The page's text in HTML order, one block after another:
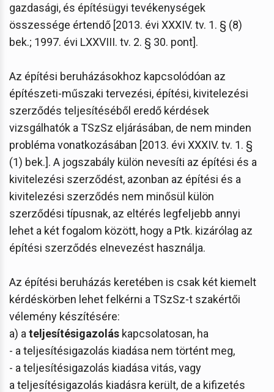
gazdasági, és építésügyi tevékenységek
összessége értendő [2013. évi XXXIV. tv. 1. § (8)
bek.; 1997. évi LXXVIII. tv. 2. § 30. pont].
Az építési beruházásokhoz kapcsolódóan az
építészeti-műszaki tervezési, építési, kivitelezési
szerződés teljesítéséből eredő kérdések
vizsgálhatók a TSzSz eljárásában, de nem minden
probléma vonatkozásában [2013. évi XXXIV. tv. 1. §
(1) bek.]. A jogszabály külön nevesíti az építési és a
kivitelezési szerződést, azonban az építési és a
kivitelezési szerződés nem minősül külön
szerződési típusnak, az eltérés legfeljebb annyi
lehet a két fogalom között, hogy a Ptk. kizárólag az
építési szerződés elnevezést használja.
Az építési beruházás keretében is csak két kiemelt
kérdéskörben lehet felkérni a TSzSz-t szakértői
vélemény készítésére:
a) a teljesítésigazolás kapcsolatosan, ha
- a teljesítésigazolás kiadása nem történt meg,
- a teljesítésigazolás kiadása vitás, vagy
a teljesítésigazolás kiadásra került, de a kifizetés